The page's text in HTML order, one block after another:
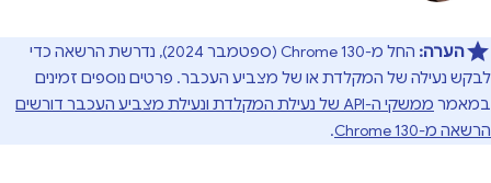
הערה:
החל מ-Chrome 130 (ספטמבר 2024), נדרשת הרשאה כדי
לבקש נעילה של המקלדת או של מצביע העכבר. פרטים נוספים זמינים
במאמר
ממשקי ה-API של נעילת המקלדת ונעילת מצביע העכבר דורשים
הרשאה מ-Chrome 130
.